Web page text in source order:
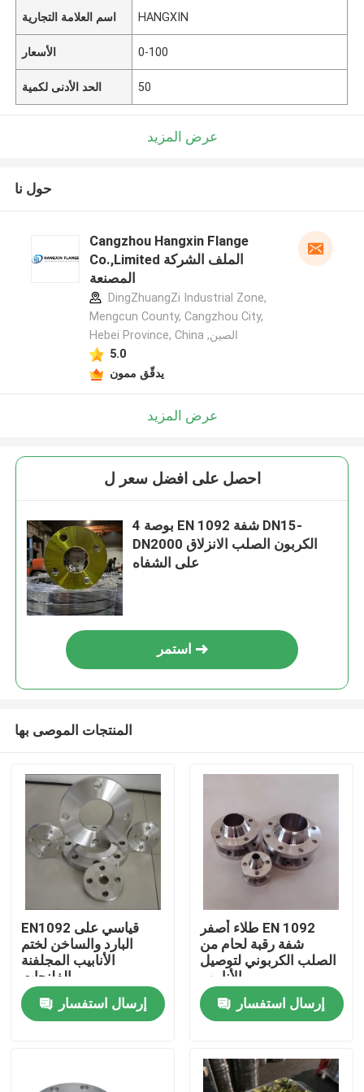
منزل
إتصال
اسم العلامة التجارية HANGXIN
الأسعار 0-100
الحد الأدنى لكمية 50
عرض المزيد
حول نا
Cangzhou Hangxin Flange
Co.,Limited الملف الشركة
المصنعة
DingZhuangZi Industrial Zone,
Mengcun County, Cangzhou City,
Hebei Province, China ,الصين
5.0
يدقّق ممون
عرض المزيد
احصل على افضل سعر ل
4 بوصة EN 1092 شفة DN15-
DN2000 الكربون الصلب الانزلاق
على الشفاه
استمر
المنتجات الموصى بها
EN1092 قياسي على
البارد والساخن لختم
الأنابيب المجلفنة
بالفلنجات
إرسال استفسار
طلاء أصفر EN 1092
شفة رقبة لحام من
الصلب الكربوني لتوصيل
الأنابيب
إرسال استفسار